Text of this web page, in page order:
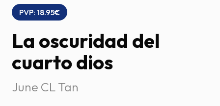
PVP: 18.95€
La oscuridad del
cuarto dios
June CL Tan